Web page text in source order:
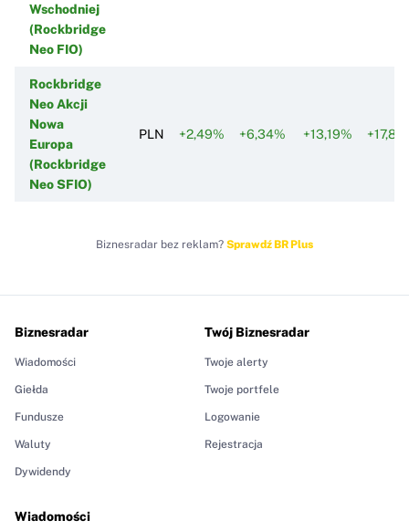
Wschodniej
(Rockbridge
Neo FIO)
Rockbridge
Neo Akcji
Nowa
Europa
(Rockbridge
Neo SFIO)
PLN +2,49% +6,34% +13,19%
Biznesradar bez reklam? Sprawdź BR Plus
Biznesradar
Wiadomości
Giełda
Fundusze
Waluty
Dywidendy
Wiadomości
Twój Biznesradar
Twoje alerty
Twoje portfele
Logowanie
Rejestracja